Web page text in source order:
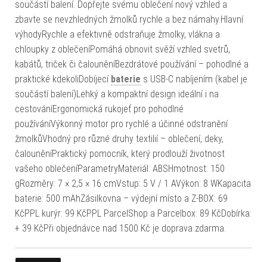
součástí balení. Dopřejte svému oblečení nový vzhled a
zbavte se nevzhledných žmolků rychle a bez námahy.Hlavní
výhodyRychle a efektivně odstraňuje žmolky, vlákna a
chloupky z oblečeníPomáhá obnovit svěží vzhled svetrů,
kabátů, triček či čalouněníBezdrátové používání – pohodlné a
praktické kdekoliDobíjecí baterie s USB-C nabíjením (kabel je
součástí balení)Lehký a kompaktní design ideální i na
cestováníErgonomická rukojeť pro pohodlné
používáníVýkonný motor pro rychlé a účinné odstranění
žmolkůVhodný pro různé druhy textilií – oblečení, deky,
čalouněníPraktický pomocník, který prodlouží životnost
vašeho oblečeníParametryMateriál: ABSHmotnost: 150
gRozměry: 7 × 2,5 × 16 cmVstup: 5 V / 1 AVýkon: 8 WKapacita
baterie: 500 mAhZásilkovna – výdejní místo a Z-BOX: 69
KčPPL kurýr: 99 KčPPL ParcelShop a Parcelbox: 89 KčDobírka:
+ 39 KčPři objednávce nad 1500 Kč je doprava zdarma.